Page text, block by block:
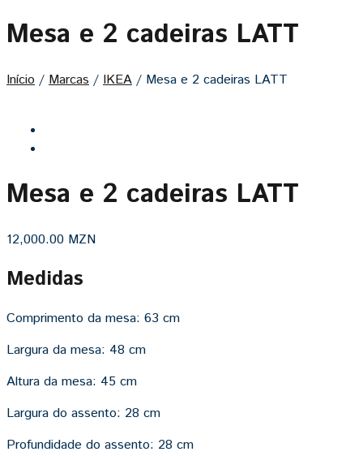
Mesa e 2 cadeiras LATT
Início / Marcas / IKEA / Mesa e 2 cadeiras LATT
Mesa e 2 cadeiras LATT
12,000.00 MZN
Medidas
Comprimento da mesa: 63 cm
Largura da mesa: 48 cm
Altura da mesa: 45 cm
Largura do assento: 28 cm
Profundidade do assento: 28 cm